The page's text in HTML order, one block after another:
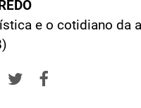
e o cotidiano da